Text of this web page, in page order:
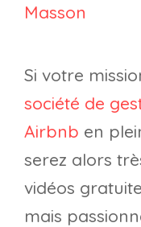
Masson
Si votre
société de
Airbnb en
serez alors
vidéos
mais